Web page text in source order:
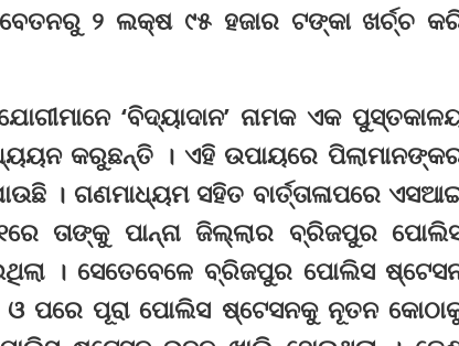
୨ ଲକ୍ଷ ୯୫ ହଜାର ଟଙ୍କା ଖର୍ଚ୍ଚ
‘ବିଦ୍ୟାଦାନ’ ନାମକ ଏକ
କରୁଛନ୍ତି । ଏହି ଉପାୟରେ
। ଗଣମାଧ୍ୟମ ସହିତ ବାର୍ତ୍ତାଳାପରେ
ତାଙ୍କୁ ପାନ୍ନା ଜିଲ୍ଲାର ବ୍ରିଜପୁର
। ସେତେବେଳେ ବ୍ରିଜପୁର ପୋଲିସ
ଓ ପରେ ପୂରା ପୋଲିସ ଷ୍ଟେସନକୁ ନୂତନ